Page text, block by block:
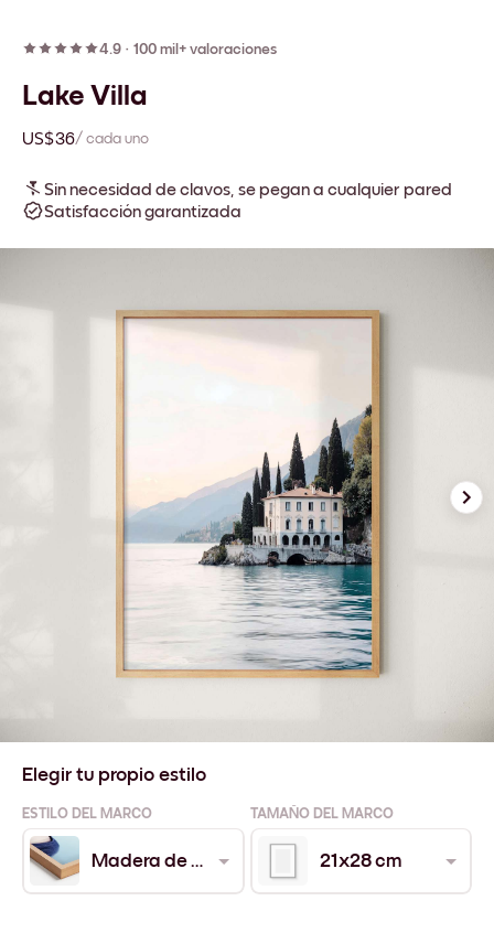
4.9 · 100 mil+ valoraciones
Lake Villa
US$36/ cada uno
Sin necesidad de clavos, se pegan a cualquier pared
Satisfacción garantizada
Elegir tu propio estilo
ESTILO DEL MARCO TAMAÑO DEL MARCO
Madera de Roble 21x28 cm